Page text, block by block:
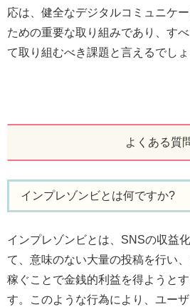
応は、健全なデジタルコミュニケ
ための重要な取り組みであり、す
て取り組むべき課題と言えるでしょ
よくある質
インプレゾンビとは何ですか?
インプレゾンビとは、SNSの収益
て、意味のない大量の投稿を行い
稼ぐことで金銭的利益を得ようと
す。このような行為により、ユー